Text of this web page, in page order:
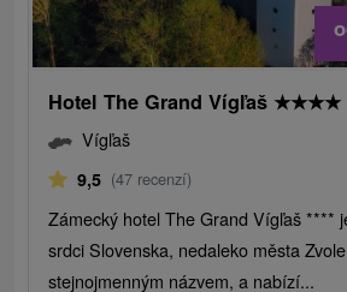
Hotel The Grand Vígľaš ★★★★
Vígľaš
9,5 (47 recenzí)
Zámecký hotel The Grand Vígľaš ****
srdci Slovenska, nedaleko města
stejnojmenným názvem, a nabízí...